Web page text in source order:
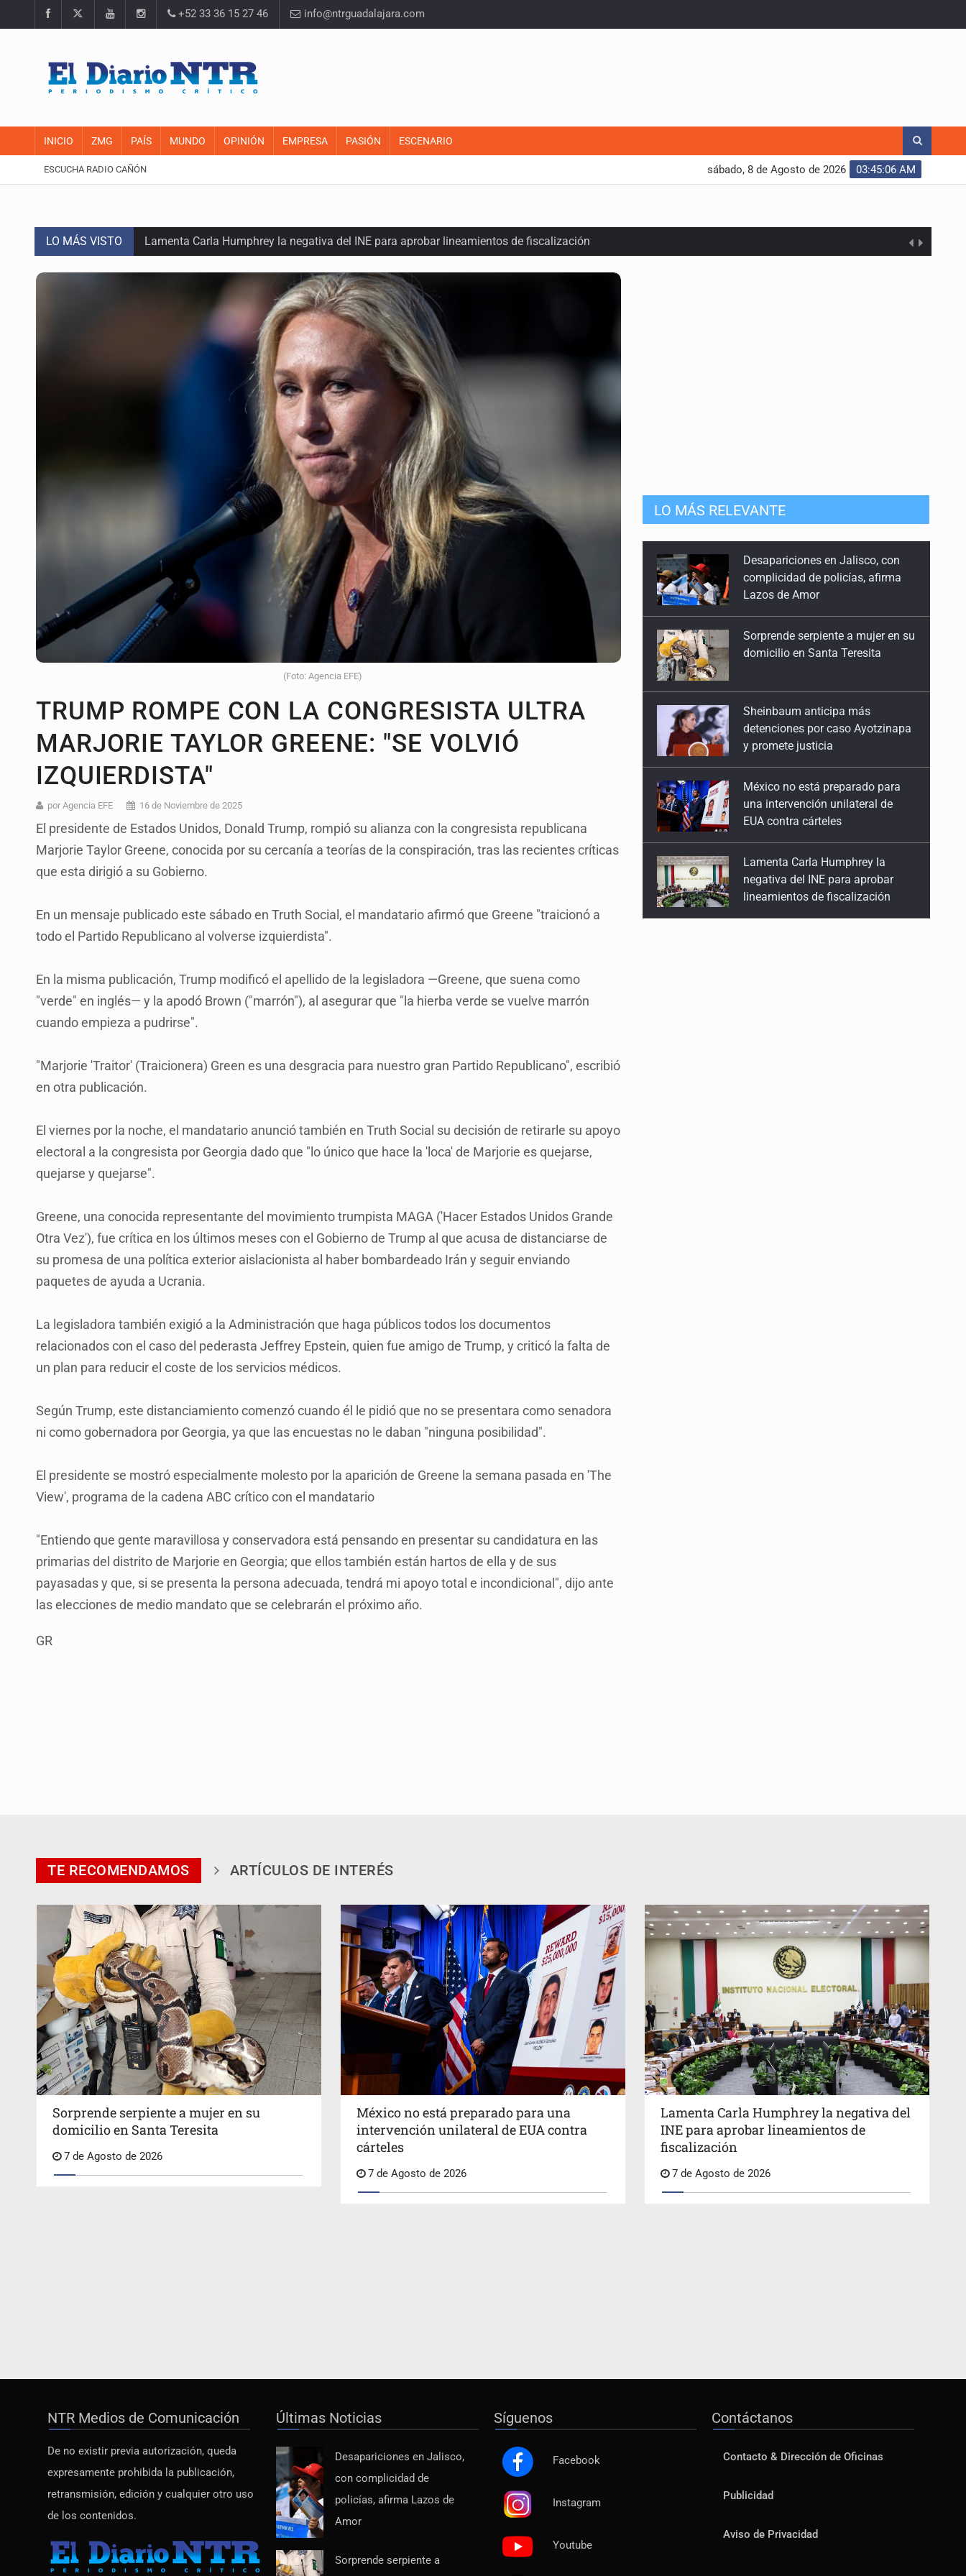
+52 33 36 15 27 46 info@ntrguadalajara.com
INICIO ZMG PAÍS MUNDO OPINIÓN EMPRESA PASIÓN ESCENARIO
ESCUCHA RADIO CAÑÓN 03:45:07 AM
sábado, 8 de Agosto de 2026
LO MÁS VISTO Lamenta Carla Humphrey la negativa del INE para aprobar lineamientos de fiscalización
Desapariciones en Jalisco, con complicidad de policías, afirma Lazos de Amor
Sorprende serpiente a mujer en su domicilio en Santa Teresita
Sheinbaum anticipa más detenciones por caso Ayotzinapa y promete justicia
Resalta Fujimori restablecimiento de relaciones con México
Asume Abelardo De la Espriella como Presidente de Colombia
Policías bajo la mira: La CEDHJ documenta su implicación en desapariciones forzadas
Procesan a el “R1”, presunto líder criminal en Jalisco y Michoacán
Detienen a tres miembros de red transnacional de tráfico de personas
México no está preparado para una intervención unilateral de EUA contra cárteles
(Foto: Agencia EFE)
TRUMP ROMPE CON LA CONGRESISTA ULTRA
MARJORIE TAYLOR GREENE: "SE VOLVIÓ
IZQUIERDISTA"
por Agencia EFE 16 de Noviembre de 2025
El presidente de Estados Unidos, Donald Trump, rompió su alianza con la congresista republicana
Marjorie Taylor Greene, conocida por su cercanía a teorías de la conspiración, tras las recientes críticas
que esta dirigió a su Gobierno.
En un mensaje publicado este sábado en Truth Social, el mandatario afirmó que Greene "traicionó a
todo el Partido Republicano al volverse izquierdista".
En la misma publicación, Trump modificó el apellido de la legisladora —Greene, que suena como
"verde" en inglés— y la apodó Brown ("marrón"), al asegurar que "la hierba verde se vuelve marrón
cuando empieza a pudrirse".
"Marjorie 'Traitor' (Traicionera) Green es una desgracia para nuestro gran Partido Republicano", escribió
en otra publicación.
El viernes por la noche, el mandatario anunció también en Truth Social su decisión de retirarle su apoyo
electoral a la congresista por Georgia dado que "lo único que hace la 'loca' de Marjorie es quejarse,
quejarse y quejarse".
Greene, una conocida representante del movimiento trumpista MAGA ('Hacer Estados Unidos Grande
Otra Vez'), fue crítica en los últimos meses con el Gobierno de Trump al que acusa de distanciarse de
su promesa de una política exterior aislacionista al haber bombardeado Irán y seguir enviando
paquetes de ayuda a Ucrania.
La legisladora también exigió a la Administración que haga públicos todos los documentos
relacionados con el caso del pederasta Jeffrey Epstein, quien fue amigo de Trump, y criticó la falta de
un plan para reducir el coste de los servicios médicos.
Según Trump, este distanciamiento comenzó cuando él le pidió que no se presentara como senadora
ni como gobernadora por Georgia, ya que las encuestas no le daban "ninguna posibilidad".
El presidente se mostró especialmente molesto por la aparición de Greene la semana pasada en 'The
View', programa de la cadena ABC crítico con el mandatario
"Entiendo que gente maravillosa y conservadora está pensando en presentar su candidatura en las
primarias del distrito de Marjorie en Georgia; que ellos también están hartos de ella y de sus
payasadas y que, si se presenta la persona adecuada, tendrá mi apoyo total e incondicional", dijo ante
las elecciones de medio mandato que se celebrarán el próximo año.
GR
LO MÁS RELEVANTE
Sorprende serpiente a mujer en su
domicilio en Santa Teresita
Sheinbaum anticipa más
detenciones por caso Ayotzinapa
México no está preparado para
una intervención unilateral de
EUA contra cárteles
Lamenta Carla Humphrey la
negativa del INE para aprobar
lineamientos de fiscalización
Resalta Fujimori restablecimiento
de relaciones con México
TE RECOMENDAMOS ARTÍCULOS DE INTERÉS
Sorprende serpiente a mujer en su
domicilio en Santa Teresita
7 de Agosto de 2026
México no está preparado para una
intervención unilateral de EUA contra
cárteles
7 de Agosto de 2026
Lamenta Carla Humphrey la negativa del
INE para aprobar lineamientos de
fiscalización
7 de Agosto de 2026
NTR Medios de Comunicación
De no existir previa autorización, queda
expresamente prohibida la publicación,
retransmisión, edición y cualquier otro uso
de los contenidos.
Últimas Noticias
Desapariciones en Jalisco,
con complicidad de
policías, afirma Lazos de
Amor
Sorprende serpiente a
Síguenos
Facebook
Instagram
Youtube
Contáctanos
Contacto & Dirección de Oficinas
Publicidad
Aviso de Privacidad